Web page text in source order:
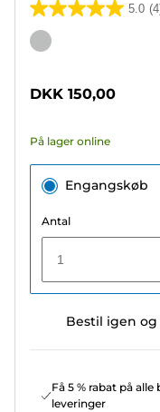
5.0
5.0
ud
stjerner.
anmeldelser
Farvepatron
DKK 150,00
På lager online
Engangskøb
Antal
1
Bestil igen og
Få 5 % rabat på
leveringer